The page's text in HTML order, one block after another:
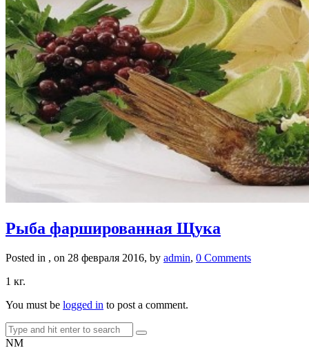
Рыба фаршированная Щука
Posted in , on 28 февраля 2016, by admin, 0 Comments
1 кг.
You must be logged in to post a comment.
NM